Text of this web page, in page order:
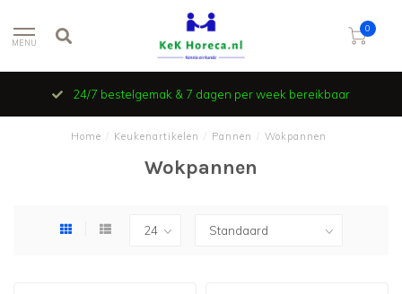
MENU
0
24/7 bestelgemak & 7 dagen per week bereikbaar
Home Keukenartikelen Pannen Wokpannen
Wokpannen